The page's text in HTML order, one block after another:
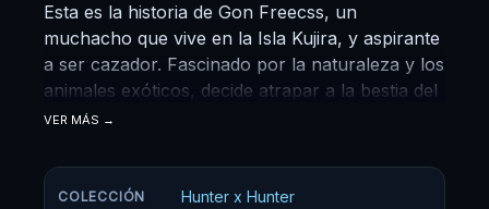
Esta es la historia de Gon Freecss, un
muchacho que vive en la Isla Kujira, y aspirante
a ser cazador. Fascinado por la naturaleza y los
animales exóticos, decide atrapar a la bestia del
pantano de su isla para que Mito, su tía, le
no conoce a sus padres, ellos dejaron a Gon al
cuidado de Mito y su abuela desde que era
VER MÁS
COLECCIÓN Hunter x Hunter